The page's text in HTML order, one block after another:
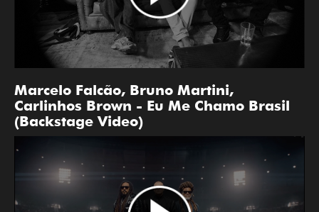
Marcelo Falcão, Bruno Martini,
Carlinhos Brown - Eu Me Chamo Brasil
(Backstage Video)